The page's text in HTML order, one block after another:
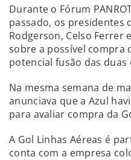
Durante o Fórum
passado, os presidentes
Rodgerson, Celso Ferrer
sobre a possível compra
potencial fusão das duas
Na mesma semana de
anunciava que a Azul
para avaliar compra da
A Gol Linhas Aéreas é
conta com a empresa